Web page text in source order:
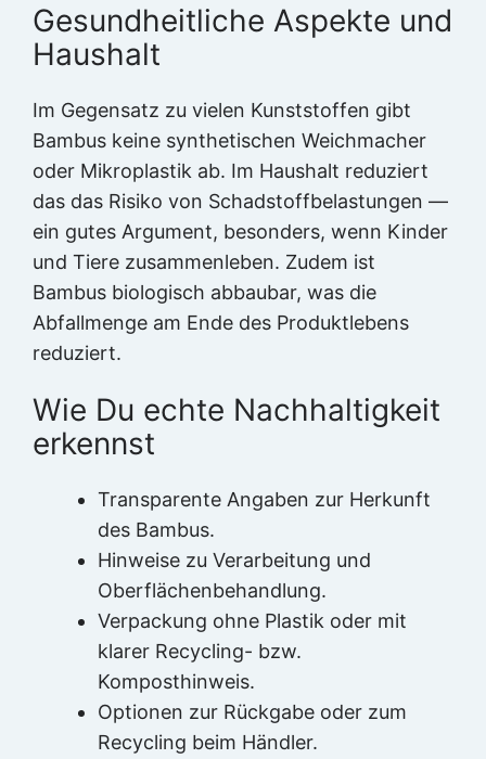
Gesundheitliche Aspekte und
Haushalt
Im Gegensatz zu vielen Kunststoffen gibt
Bambus keine synthetischen Weichmacher
oder Mikroplastik ab. Im Haushalt reduziert
das das Risiko von Schadstoffbelastungen —
ein gutes Argument, besonders, wenn Kinder
und Tiere zusammenleben. Zudem ist
Bambus biologisch abbaubar, was die
Abfallmenge am Ende des Produktlebens
reduziert.
Wie Du echte Nachhaltigkeit
erkennst
Transparente Angaben zur Herkunft
des Bambus.
Hinweise zu Verarbeitung und
Oberflächenbehandlung.
Verpackung ohne Plastik oder mit
klarer Recycling- bzw.
Komposthinweis.
Optionen zur Rückgabe oder zum
Recycling beim Händler.